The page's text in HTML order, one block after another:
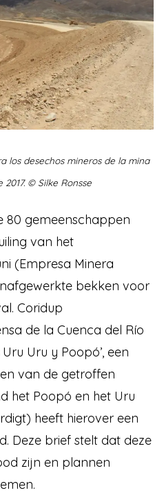
los desechos mineros de la mina
© Silke Ronsse
80 gemeenschappen
van het
(Empresa Minera
bekken voor
Coridup
de la Cuenca del Río
Uru y Poopó’, een
van de getroffen
het Poopó en het Uru
heeft hierover een
Deze brief stelt dat deze
zijn en plannen